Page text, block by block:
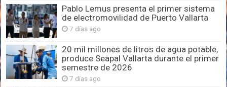
Pablo Lemus presenta el primer sistema
de electromovilidad de Puerto Vallarta
7 días ago
20 mil millones de litros de agua potable,
produce Seapal Vallarta durante el primer
semestre de 2026
7 días ago